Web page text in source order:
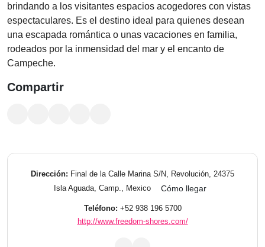
brindando a los visitantes espacios acogedores con vistas
espectaculares. Es el destino ideal para quienes desean
una escapada romántica o unas vacaciones en familia,
rodeados por la inmensidad del mar y el encanto de
Campeche.
Compartir
Dirección: Final de la Calle Marina S/N, Revolución, 24375
Isla Aguada, Camp., Mexico
Cómo llegar
Teléfono: +52 938 196 5700
http://www.freedom-shores.com/